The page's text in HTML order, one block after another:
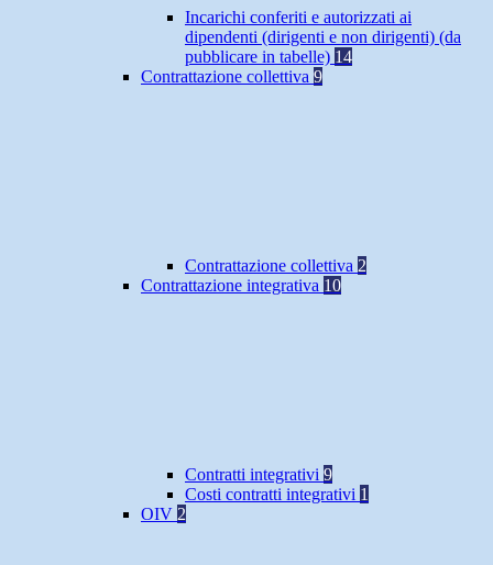
Incarichi conferiti e autorizzati ai
dipendenti (dirigenti e non dirigenti) (da
pubblicare in tabelle) 14
Contrattazione collettiva 9
Contrattazione collettiva 2
Contrattazione integrativa 10
Contratti integrativi 9
Costi contratti integrativi 1
OIV 2